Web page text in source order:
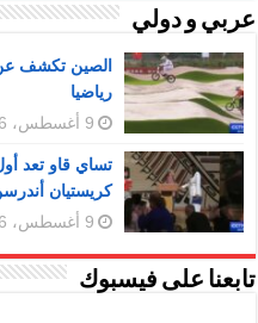
عربي و دولي
الصين تكشف
رياضيا
9 أغسطس، 2026
تساي قاو تعد
كريستيان
9 أغسطس، 2026
تابعنا على فيسبوك